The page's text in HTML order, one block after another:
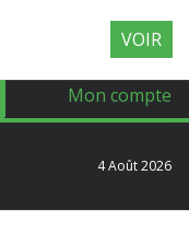
Mon compte
4 Août 2026
VOIR